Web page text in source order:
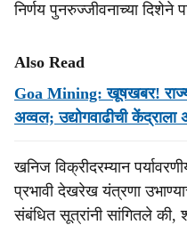
निर्णय पुनरुज्जीवनाच्या
Also Read
Goa Mining: खूषखबर! राज्य
अव्वल; उद्योगवाढीची केंद्राला
खनिज विक्रीदरम्यान
प्रभावी देखरेख यंत्रणा
संबंधित सूत्रांनी सांगितले की,